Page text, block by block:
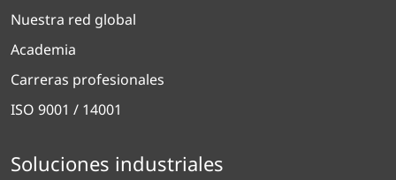
Nuestra red global
Academia
Carreras profesionales
ISO 9001 / 14001
Soluciones industriales